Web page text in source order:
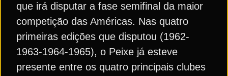
que irá disputar a fase semifinal da maior
competição das Américas. Nas quatro
primeiras edições que disputou (1962-
1963-1964-1965), o Peixe já esteve
presente entre os quatro principais clubes